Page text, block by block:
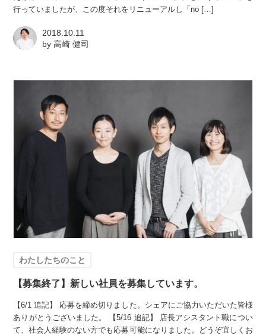
行っていましたが、この度それをリニューアルし「no […]
2018.10.11
by高崎 健司
わたしたちのこと
【募集終了】新しい社員を募集しています。
【6/1 追記】 応募を締め切りました。シェアにご協力いただいた皆様
ありがとうございました。 【5/16 追記】 店長アシスタント職につい
て、社会人経験のない方でも応募可能になりました。どうぞ宜しくお